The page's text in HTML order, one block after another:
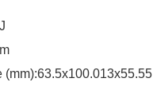
(mm):63.5x100.013x55.55